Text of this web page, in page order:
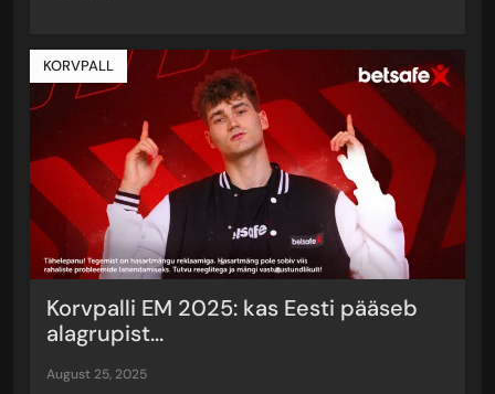
KORVPALL
Korvpalli EM 2025: kas Eesti pääseb
alagrupist...
august 25, 2025